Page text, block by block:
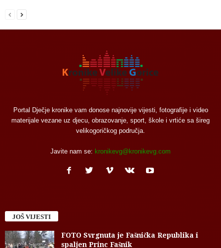
Portal Dječje kronike vam donose najnovije vijesti, fotografije i video
materijale vezane uz djecu, obrazovanje, sport, škole i vrtiće sa šireg
velikogoričkog područja.
Javite nam se: kronikevg@kronikevg.com
JOŠ VIJESTI
FOTO Svrgnuta je Fašnička Republika i
spaljen Princ Fašnik